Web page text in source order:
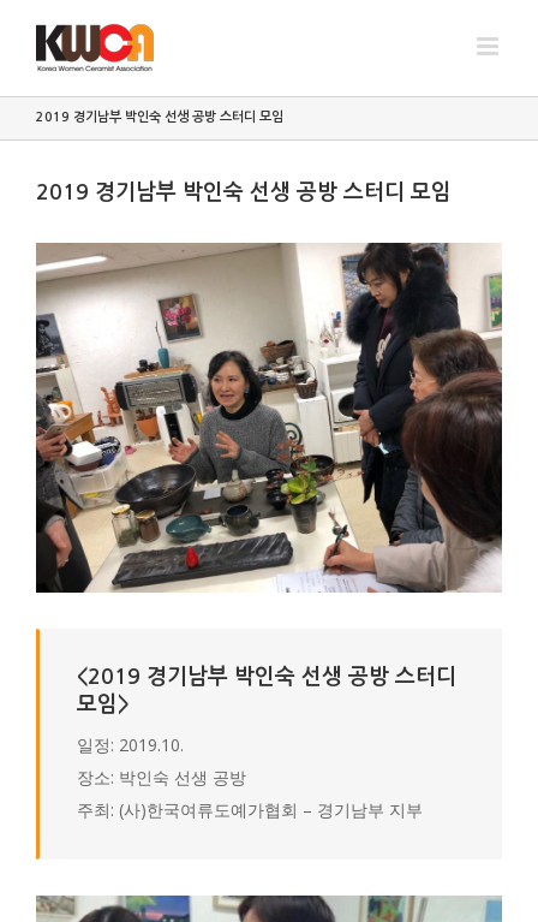
2019 경기남부 박인숙 선생 공방 스터디 모임
2019 경기남부 박인숙 선생 공방 스터디 모임
<2019 경기남부 박인숙 선생 공방 스터디
모임>
일정: 2019.10.
장소: 박인숙 선생 공방
주최: (사)한국여류도예가협회 – 경기남부 지부